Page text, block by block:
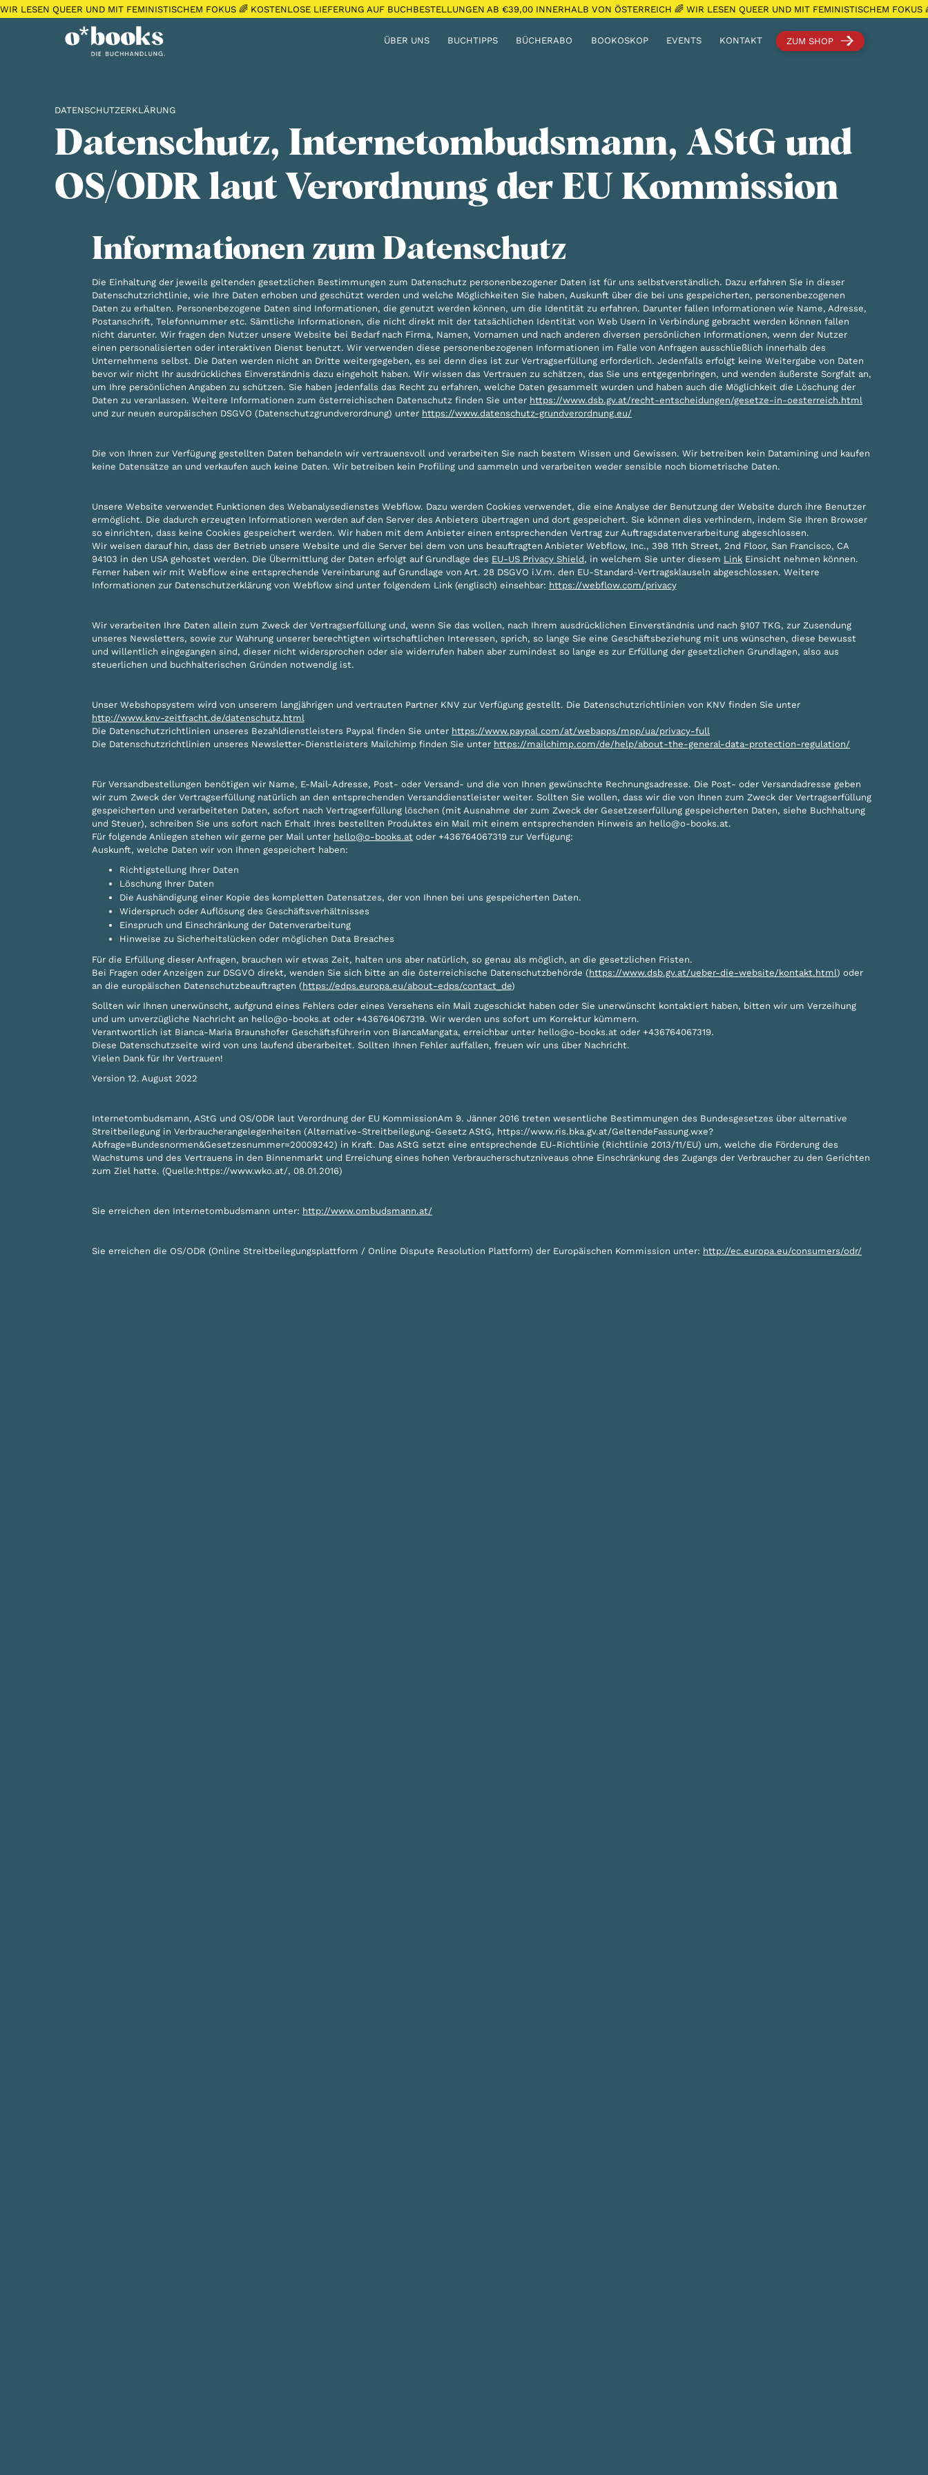
WIR LESEN QUEER UND MIT FEMINISTISCHEM FOKUS 🌈 KOSTENLOSE LIEFERUNG AUF BUCHBESTELLUNGEN AB €39,00 INNERHALB VON ÖSTERREICH 🌈 WIR LESEN QUEER UND MIT FEMINISTISCHEM
ÜBER UNS BUCHTIPPS BÜCHERABO BOOKOSKOP EVENTS KONTAKT ZUM SHOP
DATENSCHUTZERKLÄRUNG
Datenschutz, Internetombudsmann, AStG und
OS/ODR laut Verordnung der EU Kommission
Informationen zum Datenschutz
Die Einhaltung der jeweils geltenden gesetzlichen Bestimmungen zum Datenschutz personenbezogener Daten ist für uns selbstverständlich. Dazu erfahren Sie in dieser
Datenschutzrichtlinie, wie Ihre Daten erhoben und geschützt werden und welche Möglichkeiten Sie haben, Auskunft über die bei uns gespeicherten, personenbezogenen
Daten zu erhalten. Personenbezogene Daten sind Informationen, die genutzt werden können, um die Identität zu erfahren. Darunter fallen Informationen wie Name, Adresse,
Postanschrift, Telefonnummer etc. Sämtliche Informationen, die nicht direkt mit der tatsächlichen Identität von Web Usern in Verbindung gebracht werden können fallen
nicht darunter. Wir fragen den Nutzer unsere Website bei Bedarf nach Firma, Namen, Vornamen und nach anderen diversen persönlichen Informationen, wenn der Nutzer
einen personalisierten oder interaktiven Dienst benutzt. Wir verwenden diese personenbezogenen Informationen im Falle von Anfragen ausschließlich innerhalb des
Unternehmens selbst. Die Daten werden nicht an Dritte weitergegeben, es sei denn dies ist zur Vertragserfüllung erforderlich. Jedenfalls erfolgt keine Weitergabe von Daten
bevor wir nicht Ihr ausdrückliches Einverständnis dazu eingeholt haben. Wir wissen das Vertrauen zu schätzen, das Sie uns entgegenbringen, und wenden äußerste Sorgfalt an,
um Ihre persönlichen Angaben zu schützen. Sie haben jedenfalls das Recht zu erfahren, welche Daten gesammelt wurden und haben auch die Möglichkeit die Löschung der
Daten zu veranlassen. Weitere Informationen zum österreichischen Datenschutz finden Sie unter https://www.dsb.gv.at/recht-entscheidungen/gesetze-in-oesterreich.html
und zur neuen europäischen DSGVO (Datenschutzgrundverordnung) unter https://www.datenschutz-grundverordnung.eu/
Die von Ihnen zur Verfügung gestellten Daten behandeln wir vertrauensvoll und verarbeiten Sie nach bestem Wissen und Gewissen. Wir betreiben kein Datamining und kaufen
keine Datensätze an und verkaufen auch keine Daten. Wir betreiben kein Profiling und sammeln und verarbeiten weder sensible noch biometrische Daten.
Unsere Website verwendet Funktionen des Webanalysedienstes Webflow. Dazu werden Cookies verwendet, die eine Analyse der Benutzung der Website durch ihre Benutzer
ermöglicht. Die dadurch erzeugten Informationen werden auf den Server des Anbieters übertragen und dort gespeichert. Sie können dies verhindern, indem Sie Ihren Browser
so einrichten, dass keine Cookies gespeichert werden. Wir haben mit dem Anbieter einen entsprechenden Vertrag zur Auftragsdatenverarbeitung abgeschlossen.
Wir weisen darauf hin, dass der Betrieb unsere Website und die Server bei dem von uns beauftragten Anbieter Webflow, Inc., 398 11th Street, 2nd Floor, San Francisco, CA
94103 in den USA gehostet werden. Die Übermittlung der Daten erfolgt auf Grundlage des EU-US Privacy Shield, in welchem Sie unter diesem Link Einsicht nehmen können.
Ferner haben wir mit Webflow eine entsprechende Vereinbarung auf Grundlage von Art. 28 DSGVO i.V.m. den EU-Standard-Vertragsklauseln abgeschlossen. Weitere
Informationen zur Datenschutzerklärung von Webflow sind unter folgendem Link (englisch) einsehbar: https://webflow.com/privacy
Wir verarbeiten Ihre Daten allein zum Zweck der Vertragserfüllung und, wenn Sie das wollen, nach Ihrem ausdrücklichen Einverständnis und nach §107 TKG, zur Zusendung
unseres Newsletters, sowie zur Wahrung unserer berechtigten wirtschaftlichen Interessen, sprich, so lange Sie eine Geschäftsbeziehung mit uns wünschen, diese bewusst
und willentlich eingegangen sind, dieser nicht widersprochen oder sie widerrufen haben aber zumindest so lange es zur Erfüllung der gesetzlichen Grundlagen, also aus
steuerlichen und buchhalterischen Gründen notwendig ist.
Unser Webshopsystem wird von unserem langjährigen und vertrauten Partner KNV zur Verfügung gestellt. Die Datenschutzrichtlinien von KNV finden Sie unter
http://www.knv-zeitfracht.de/datenschutz.html
Die Datenschutzrichtlinien unseres Bezahldienstleisters Paypal finden Sie unter https://www.paypal.com/at/webapps/mpp/ua/privacy-full
Die Datenschutzrichtlinien unseres Newsletter-Dienstleisters Mailchimp finden Sie unter https://mailchimp.com/de/help/about-the-general-data-protection-regulation/
Für Versandbestellungen benötigen wir Name, E-Mail-Adresse, Post- oder Versand- und die von Ihnen gewünschte Rechnungsadresse. Die Post- oder Versandadresse geben
wir zum Zweck der Vertragserfüllung natürlich an den entsprechenden Versanddienstleister weiter. Sollten Sie wollen, dass wir die von Ihnen zum Zweck der Vertragserfüllung
gespeicherten und verarbeiteten Daten, sofort nach Vertragserfüllung löschen (mit Ausnahme der zum Zweck der Gesetzeserfüllung gespeicherten Daten, siehe Buchhaltung
und Steuer), schreiben Sie uns sofort nach Erhalt Ihres bestellten Produktes ein Mail mit einem entsprechenden Hinweis an hello@o-books.at.
Für folgende Anliegen stehen wir gerne per Mail unter hello@o-books.at oder +436764067319 zur Verfügung:
Auskunft, welche Daten wir von Ihnen gespeichert haben:
Richtigstellung Ihrer Daten
Löschung Ihrer Daten
Die Aushändigung einer Kopie des kompletten Datensatzes, der von Ihnen bei uns gespeicherten Daten.
Widerspruch oder Auflösung des Geschäftsverhältnisses
Einspruch und Einschränkung der Datenverarbeitung
Hinweise zu Sicherheitslücken oder möglichen Data Breaches
Für die Erfüllung dieser Anfragen, brauchen wir etwas Zeit, halten uns aber natürlich, so genau als möglich, an die gesetzlichen Fristen.
Bei Fragen oder Anzeigen zur DSGVO direkt, wenden Sie sich bitte an die österreichische Datenschutzbehörde (https://www.dsb.gv.at/ueber-die-website/kontakt.html) oder
an die europäischen Datenschutzbeauftragten (https://edps.europa.eu/about-edps/contact_de)
Sollten wir Ihnen unerwünscht, aufgrund eines Fehlers oder eines Versehens ein Mail zugeschickt haben oder Sie unerwünscht kontaktiert haben, bitten wir um Verzeihung
und um unverzügliche Nachricht an hello@o-books.at oder +436764067319. Wir werden uns sofort um Korrektur kümmern.
Verantwortlich ist Bianca-Maria Braunshofer Geschäftsführerin von BiancaMangata, erreichbar unter hello@o-books.at oder +436764067319.
Diese Datenschutzseite wird von uns laufend überarbeitet. Sollten Ihnen Fehler auffallen, freuen wir uns über Nachricht.
Vielen Dank für Ihr Vertrauen!
Version 12. August 2022
Internetombudsmann, AStG und OS/ODR laut Verordnung der EU KommissionAm 9. Jänner 2016 treten wesentliche Bestimmungen des Bundesgesetzes über alternative
Streitbeilegung in Verbraucherangelegenheiten (Alternative-Streitbeilegung-Gesetz AStG, https://www.ris.bka.gv.at/GeltendeFassung.wxe?
Abfrage=Bundesnormen&Gesetzesnummer=20009242) in Kraft. Das AStG setzt eine entsprechende EU-Richtlinie (Richtlinie 2013/11/EU) um, welche die Förderung des
Wachstums und des Vertrauens in den Binnenmarkt und Erreichung eines hohen Verbraucherschutzniveaus ohne Einschränkung des Zugangs der Verbraucher zu den Gerichten
zum Ziel hatte. (Quelle:https://www.wko.at/, 08.01.2016)
Sie erreichen den Internetombudsmann unter: http://www.ombudsmann.at/
Sie erreichen die OS/ODR (Online Streitbeilegungsplattform / Online Dispute Resolution Plattform) der Europäischen Kommission unter: http://ec.europa.eu/consumers/odr/